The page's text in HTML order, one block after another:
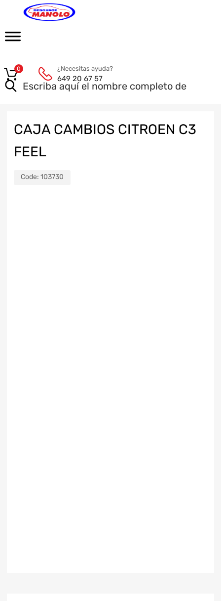
¿Necesitas ayuda?
649 20 67 57
0
CAJA CAMBIOS CITROEN C3
FEEL
Code: 103730